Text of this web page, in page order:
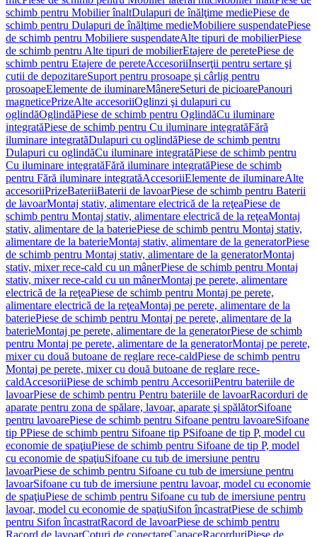
schimb pentru Mobilier înaltDulapuri de înălţime mediePiese de
schimb pentru Dulapuri de înălţime medieMobiliere suspendatePiese
de schimb pentru Mobiliere suspendateAlte tipuri de mobilierPiese
de schimb pentru Alte tipuri de mobilierEtajere de peretePiese de
schimb pentru Etajere de pereteAccesoriiInserţii pentru sertare şi
cutii de depozitareSuport pentru prosoape şi cârlig pentru
prosoapeElemente de iluminareMânereSeturi de picioarePanouri
magneticePrizeAlte accesoriiOglinzi şi dulapuri cu
oglindăOglindăPiese de schimb pentru OglindăCu iluminare
integratăPiese de schimb pentru Cu iluminare integratăFără
iluminare integratăDulapuri cu oglindăPiese de schimb pentru
Dulapuri cu oglindăCu iluminare integratăPiese de schimb pentru
Cu iluminare integratăFără iluminare integratăPiese de schimb
pentru Fără iluminare integratăAccesoriiElemente de iluminareAlte
accesoriiPrizeBateriiBaterii de lavoarPiese de schimb pentru Baterii
de lavoarMontaj stativ, alimentare electrică de la reţeaPiese de
schimb pentru Montaj stativ, alimentare electrică de la reţeaMontaj
stativ, alimentare de la bateriePiese de schimb pentru Montaj stativ,
alimentare de la baterieMontaj stativ, alimentare de la generatorPiese
de schimb pentru Montaj stativ, alimentare de la generatorMontaj
stativ, mixer rece-cald cu un mânerPiese de schimb pentru Montaj
stativ, mixer rece-cald cu un mânerMontaj pe perete, alimentare
electrică de la reţeaPiese de schimb pentru Montaj pe perete,
alimentare electrică de la reţeaMontaj pe perete, alimentare de la
bateriePiese de schimb pentru Montaj pe perete, alimentare de la
baterieMontaj pe perete, alimentare de la generatorPiese de schimb
pentru Montaj pe perete, alimentare de la generatorMontaj pe perete,
mixer cu două butoane de reglare rece-caldPiese de schimb pentru
Montaj pe perete, mixer cu două butoane de reglare rece-
caldAccesoriiPiese de schimb pentru AccesoriiPentru bateriile de
lavoarPiese de schimb pentru Pentru bateriile de lavoarRacorduri de
aparate pentru zona de spălare, lavoar, aparate şi spălătorSifoane
pentru lavoarePiese de schimb pentru Sifoane pentru lavoareSifoane
tip PPiese de schimb pentru Sifoane tip PSifoane de tip P, model cu
economie de spaţiuPiese de schimb pentru Sifoane de tip P, model
cu economie de spaţiuSifoane cu tub de imersiune pentru
lavoarPiese de schimb pentru Sifoane cu tub de imersiune pentru
lavoarSifoane cu tub de imersiune pentru lavoar, model cu economie
de spaţiuPiese de schimb pentru Sifoane cu tub de imersiune pentru
lavoar, model cu economie de spaţiuSifon încastratPiese de schimb
pentru Sifon încastratRacord de lavoarPiese de schimb pentru
Racord de lavoarCoturi de conectareCapaceRacorduriPiese de